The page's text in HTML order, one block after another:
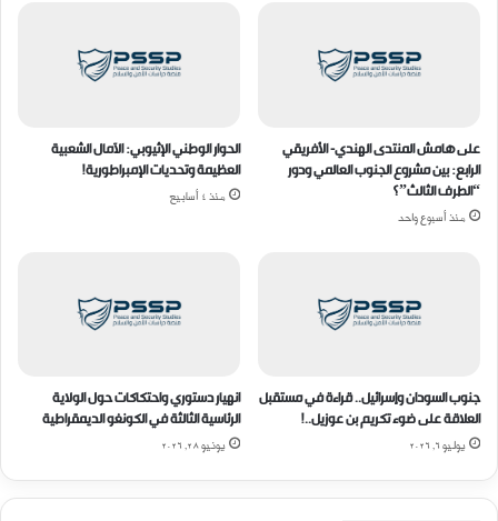
على هامش المنتدى الهندي- الأفريقي
الرابع: بين مشروع الجنوب العالمي ودور
“الطرف الثالث”؟
منذ أسبوع واحد
الحوار الوطني الإثيوبي: الآمال الشعبية
العظيمة وتحديات الإمبراطورية!
منذ 4 أسابيع
جنوب السودان وإسرائيل.. قراءة في مستقبل
العلاقة على ضوء تكريم بن عوزيل..!
يوليو 6, 2026
انهيار دستوري واحتكاكات حول الولاية
الرئاسية الثالثة في الكونغو الديمقراطية
يونيو 28, 2026